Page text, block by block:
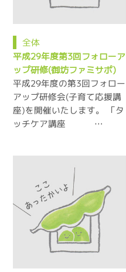
全体
平成29年度第3回フォローア
ップ研修(御坊ファミサポ)
平成29年度の第3回フォロー
アップ研修会(子育て応援講
座)を開催いたします。 「タ
ッチケア講座 …